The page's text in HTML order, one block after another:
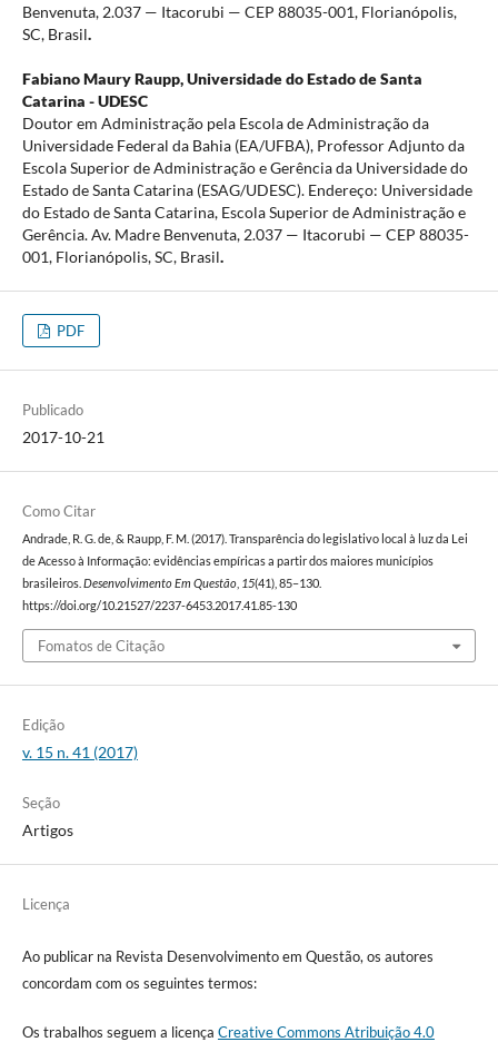
Benvenuta, 2.037 — Itacorubi — CEP 88035-001, Florianópolis,
SC, Brasil.
Fabiano Maury Raupp,Universidade do Estado de Santa
Catarina - UDESC
Doutor em Administração pela Escola de Administração da
Universidade Federal da Bahia (EA/UFBA), Professor Adjunto da
Escola Superior de Administração e Gerência da Universidade do
Estado de Santa Catarina (ESAG/UDESC). Endereço: Universidade
do Estado de Santa Catarina, Escola Superior de Administração e
Gerência. Av. Madre Benvenuta, 2.037 — Itacorubi — CEP 88035-
001, Florianópolis, SC, Brasil.
PDF
Publicado
2017-10-21
Como Citar
Andrade, R. G. de, & Raupp, F. M. (2017). Transparência do legislativo local à luz da Lei
de Acesso à Informação: evidências empíricas a partir dos maiores municípios
brasileiros. Desenvolvimento Em Questão, 15(41), 85–130.
https://doi.org/10.21527/2237-6453.2017.41.85-130
Fomatos de Citação
Edição
v. 15 n. 41 (2017)
Seção
Artigos
Licença
Ao publicar na Revista Desenvolvimento em Questão, os autores
concordam com os seguintes termos:
Os trabalhos seguem a licença Creative Commons Atribuição 4.0